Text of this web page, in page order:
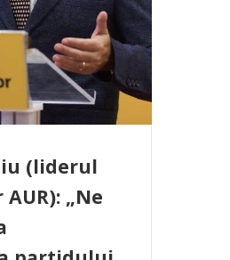
(liderul
„Ne